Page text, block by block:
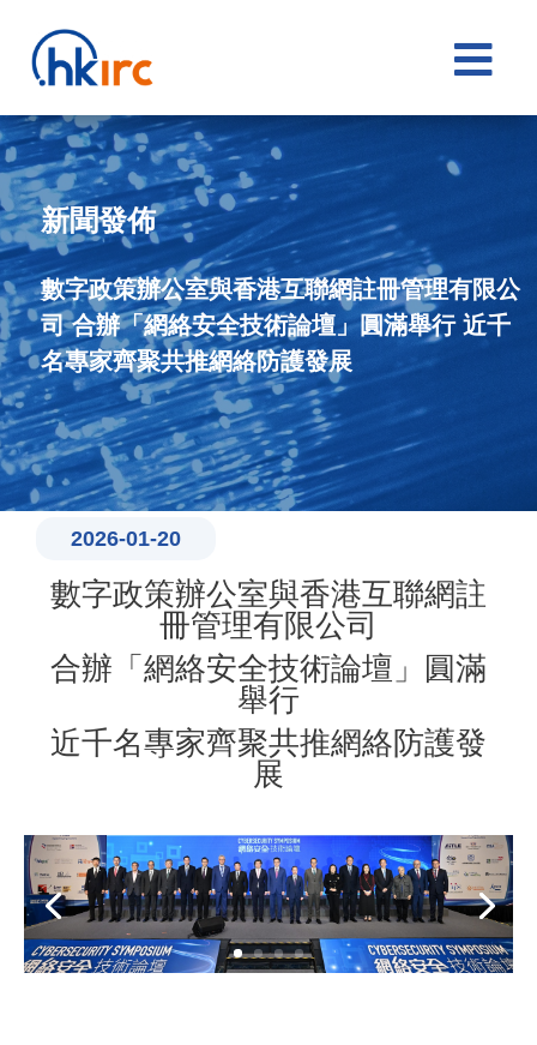

新聞發佈
數字政策辦公室與香港互聯網註冊管理有限公
司 合辦「網絡安全技術論壇」圓滿舉行 近千
名專家齊聚共推網絡防護發展
2026-01-20
數字政策辦公室與香港互聯網註
冊管理有限公司
合辦「網絡安全技術論壇」圓滿
舉行
近千名專家齊聚共推網絡防護發
展